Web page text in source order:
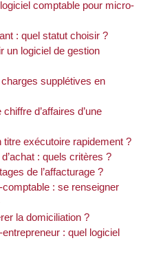
comptable pour micro-
: quel statut choisir ?
un logiciel de gestion
supplétives en
d’affaires d’une
exécutoire rapidement ?
: quels critères ?
de l’affacturage ?
comptable : se renseigner
la domiciliation ?
: quel logiciel